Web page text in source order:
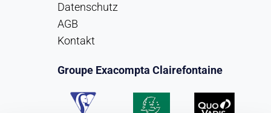
Datenschutz
AGB
Kontakt
Groupe Exacompta Clairefontaine